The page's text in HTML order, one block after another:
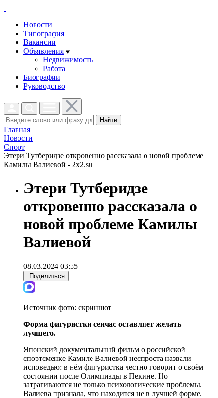
Новости
Типография
Вакансии
Объявления
Недвижимость
Работа
Биографии
Руководство
Найти
Главная
Новости
Спорт
Этери Тутберидзе откровенно рассказала о новой проблеме
Камилы Валиевой - 2x2.su
Этери Тутберидзе
откровенно рассказала о
новой проблеме Камилы
Валиевой
08.03.2024 03:35
Поделиться
Источник фото: скриншот
Форма фигуристки сейчас оставляет желать
лучшего.
Японский документальный фильм о российской
спортсменке Камиле Валиевой неспроста назвали
исповедью: в нём фигуристка честно говорит о своём
состоянии после Олимпиады в Пекине. Но
затрагиваются не только психологические проблемы.
Валиева признала, что находится не в лучшей форме.